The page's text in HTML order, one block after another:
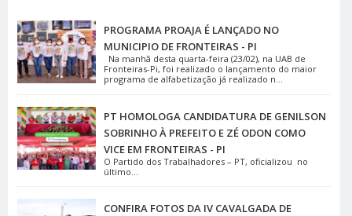
PROGRAMA PROAJA É LANÇADO NO
MUNICIPIO DE FRONTEIRAS - PI
Na manhã desta quarta-feira (23/02), na UAB de
Fronteiras-Pi, foi realizado o lançamento do maior
programa de alfabetização já realizado n...
PT HOMOLOGA CANDIDATURA DE GENILSON
SOBRINHO À PREFEITO E ZÉ ODON COMO
VICE EM FRONTEIRAS - PI
O Partido dos Trabalhadores – PT, oficializou no
último...
CONFIRA FOTOS DA IV CAVALGADA DE